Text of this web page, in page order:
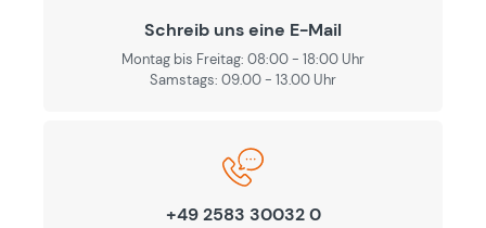
Schreib uns eine E-Mail
Montag bis Freitag: 08:00 - 18:00 Uhr
Samstags: 09.00 - 13.00 Uhr
+49 2583 30032 0